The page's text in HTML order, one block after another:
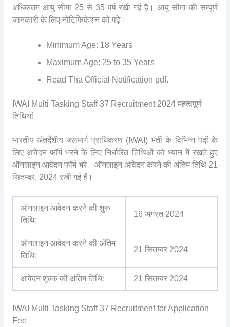
अधिकतम आयु सीमा 25 से 35 वर्ष रखी गई है। आयु सीमा की सम्पूर्ण
जानकारी के लिए नोटिफिकेशन को पढ़े।
Minimum Age: 18 Years
Maximum Age: 25 to 35 Years
Read Tha Official Notification pdf.
IWAI Multi Tasking Staff 37 Recruitment 2024 महत्वपूर्ण
तिथियां
भारतीय अंतर्देशीय जलमार्ग प्राधिकरण (IWAI) भर्ती के विभिन्न पदों के
लिए आवेदन फॉर्म भरने के लिए निर्धारित तिथिओं को ध्यान में रखते हुए
ऑनलाइन आवेदन फॉर्म भरे। ऑनलाइन आवेदन करने की अंतिम तिथि 21
सितम्बर, 2024 रखी गई हैं।
ऑनलाइन आवेदन करने की शुरू
तिथि:
16 अगस्त 2024
ऑनलाइन आवेदन करने की अंतिम
तिथि:
21 सितम्बर 2024
आवेदन शुल्क की अंतिम तिथि: 21 सितम्बर 2024
IWAI Multi Tasking Staff 37 Recruitment for Application
Fee